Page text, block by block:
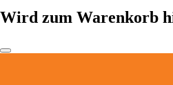
Wird zum Warenkorb